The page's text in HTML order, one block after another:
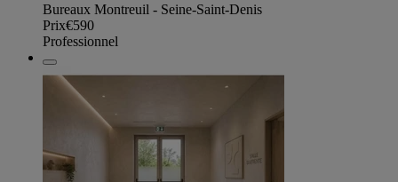
Bureaux Montreuil - Seine-Saint-Denis
Prix€590
Professionnel